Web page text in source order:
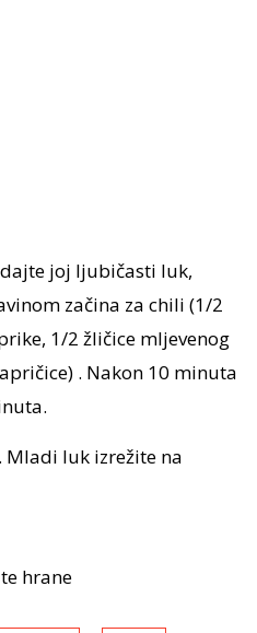
joj ljubičasti luk,
začina za chili (1/2
1/2 žličice mljevenog
. Nakon 10 minuta
luk izrežite na
hrane